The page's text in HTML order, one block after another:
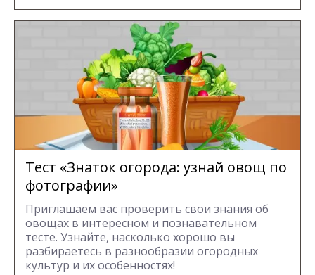
Тест «Знаток огорода: узнай овощ по
фотографии»
Приглашаем вас проверить свои знания об
овощах в интересном и познавательном
тесте. Узнайте, насколько хорошо вы
разбираетесь в разнообразии огородных
культур и их особенностях!